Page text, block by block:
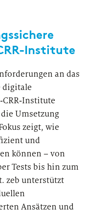
Institute
an das
digitale
Umsetzung
zeigt, wie
und
können – von
Tests bis hin zum
zeb unterstützt
Ansätzen und